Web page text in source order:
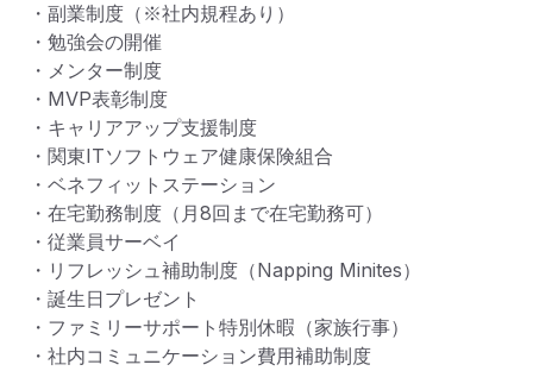
・副業制度（※社内規程あり）
・勉強会の開催
・メンター制度
・MVP表彰制度
・キャリアアップ支援制度
・関東ITソフトウェア健康保険組合
・ベネフィットステーション
・在宅勤務制度（月8回まで在宅勤務可）
・従業員サーベイ
・リフレッシュ補助制度（Napping Minites）
・誕生日プレゼント
・ファミリーサポート特別休暇（家族行事）
・社内コミュニケーション費用補助制度